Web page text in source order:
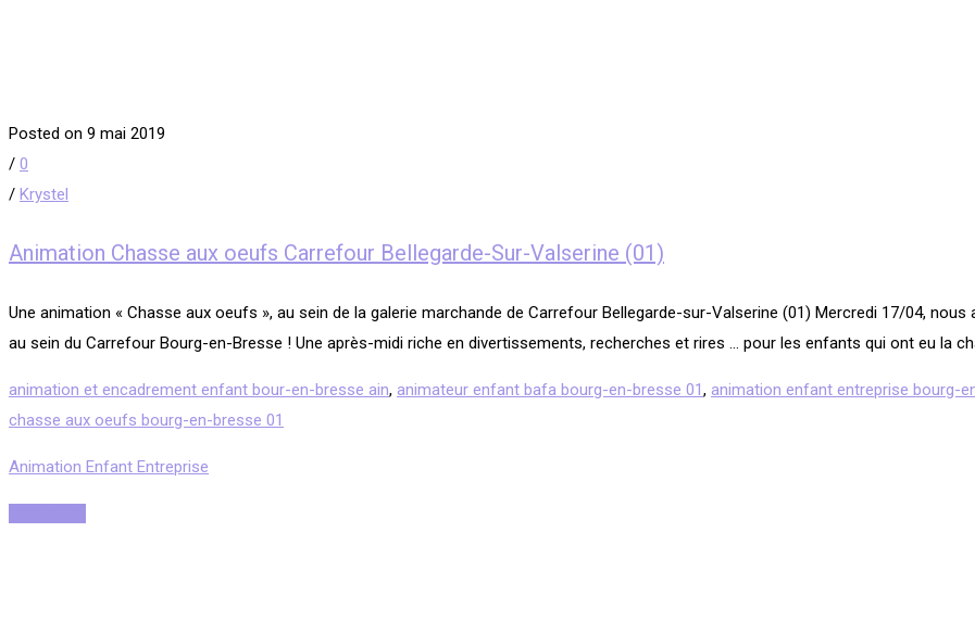
Posted on 9 mai 2019
/ 0
/ Krystel
Animation Chasse aux oeufs Carrefour Bellegarde-Sur-Valserine (01)
Une animation « Chasse aux oeufs », au sein de la galerie marchande de Carrefour Bellegarde-sur-Valserine (01) Mercredi 17/04,
au sein du Carrefour Bourg-en-Bresse ! Une après-midi riche en divertissements, recherches et rires … pour les enfants qui ont eu la
animation et encadrement enfant bour-en-bresse ain, animateur enfant bafa bourg-en-bresse 01, animation enfant entreprise bourg-
chasse aux oeufs bourg-en-bresse 01
Animation Enfant Entreprise